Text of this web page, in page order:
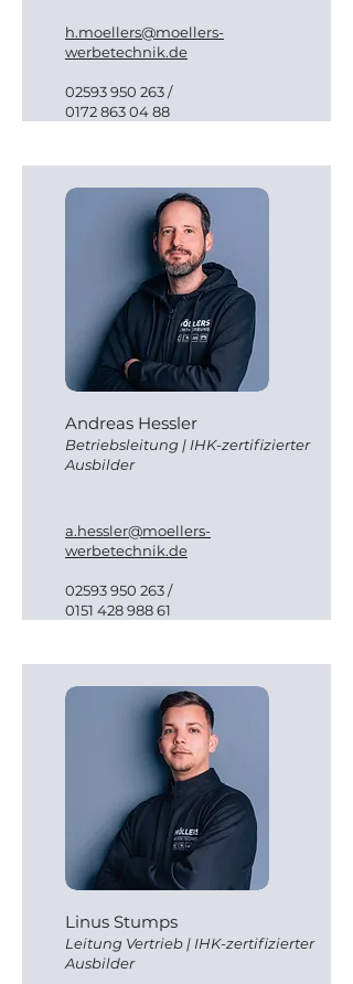
h.moellers@moellers-
werbetechnik.de
02593 950 263/
0172 863 04 88
Andreas Hessler
Betriebsleitung | IHK-zertifizierter
Ausbilder
a.hessler@moellers-
werbetechnik.de
02593 950 263/
0151 428 988 61
Linus Stumps
Leitung Vertrieb | IHK-zertifizierter
Ausbilder